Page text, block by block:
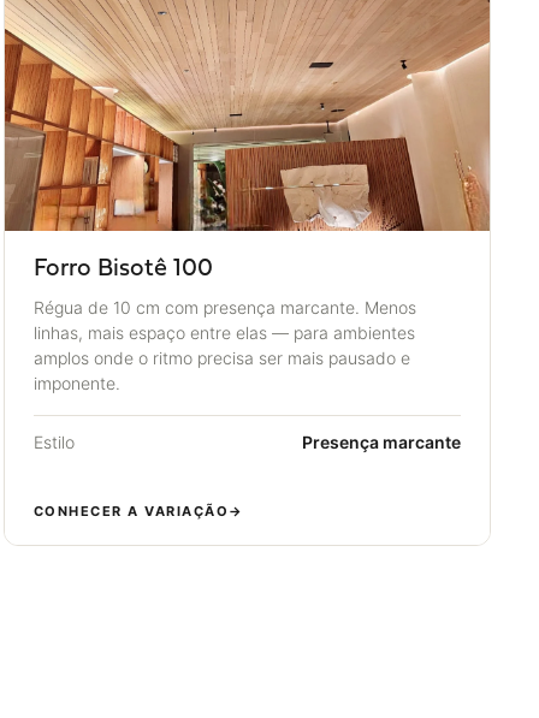
Forro Bisotê 100
Régua de 10 cm com presença marcante. Menos
linhas, mais espaço entre elas — para ambientes
amplos onde o ritmo precisa ser mais pausado e
imponente.
Estilo Presença marcante
CONHECER A VARIAÇÃO